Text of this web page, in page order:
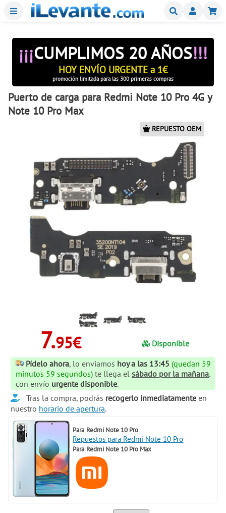
Menu Buscar
¡¡¡CUMPLIMOS 20 AÑOS!!!
HOY ENVÍO URGENTE a 1€
promoción limitada para las 300 primeras compras
Puerto de carga para Redmi Note 10 Pro 4G y
Note 10 Pro Max
REPUESTO OEM
7.95€
Disponible
Pídelo ahora, lo enviamos hoy a las 13:45 (quedan 59
minutos 58 segundos) te llega el sábado por la mañana.
con envío urgente disponible.
Tras la compra, podrás recogerlo inmediatamenteen
nuestro horario de apertura.
Para Redmi Note 10 Pro
Repuestos para Redmi Note 10 Pro
Para Redmi Note 10 Pro Max